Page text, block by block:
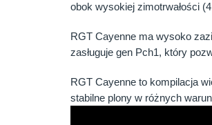
obok wysokiej zimotrwałości
RGT Cayenne ma wysoko
zasługuje gen Pch1, który
RGT Cayenne to kompilacja
stabilne plony w różnych